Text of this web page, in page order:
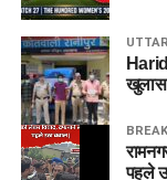
पहले